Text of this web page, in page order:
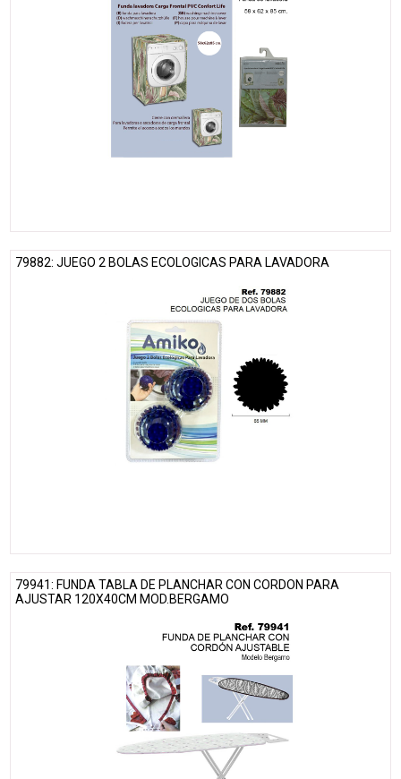
79882: JUEGO 2 BOLAS ECOLOGICAS PARA LAVADORA
79941: FUNDA TABLA DE PLANCHAR CON CORDON PARA
AJUSTAR 120X40CM MOD.BERGAMO